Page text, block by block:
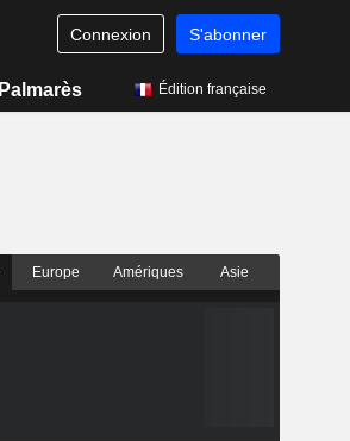
Connexion S'abonner
Palmarès Édition française
Europe Amériques Asie